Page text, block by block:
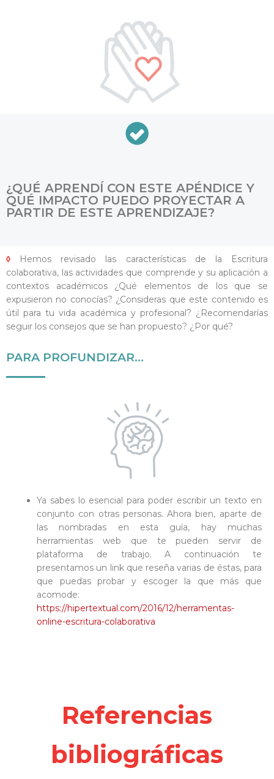
¿QUÉ APRENDÍ CON ESTE APÉNDICE Y
QUÉ IMPACTO PUEDO PROYECTAR A
PARTIR DE ESTE APRENDIZAJE?
◊
Hemos revisado las características de la Escritura
colaborativa, las actividades que comprende y su aplicación a
contextos académicos ¿Qué elementos de los que se
expusieron no conocías? ¿Consideras que este contenido es
útil para tu vida académica y profesional? ¿Recomendarías
seguir los consejos que se han propuesto? ¿Por qué?
PARA PROFUNDIZAR...
Ya sabes lo esencial para poder escribir un texto en
conjunto con otras personas. Ahora bien, aparte de
las nombradas en esta guía, hay muchas
herramientas web que te pueden servir de
plataforma de trabajo. A continuación te
presentamos un link que reseña varias de éstas, para
que puedas probar y escoger la que más que
acomode:
https://hipertextual.com/2016/12/herramentas-
online-escritura-colaborativa
Referencias
bibliográficas